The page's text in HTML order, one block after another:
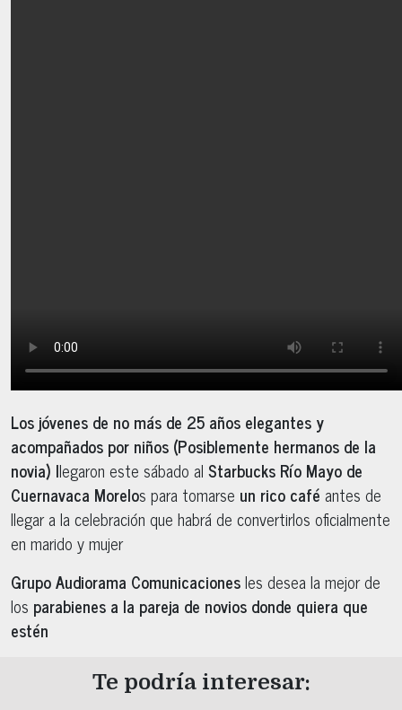
Los jóvenes de no más de 25 años elegantes y
acompañados por niños (Posiblemente hermanos de la
novia) llegaron este sábado al Starbucks Río Mayo de
Cuernavaca Morelos para tomarse un rico café antes de
llegar a la celebración que habrá de convertirlos oficialmente
en marido y mujer
Grupo Audiorama Comunicacionesles desea la mejor de
los parabienes a la pareja de novios donde quiera que
estén
Te podría interesar: